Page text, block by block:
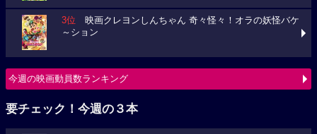
3位 映画クレヨンしんちゃん 奇々怪々！オラの妖怪バケ
～ション
今週の映画動員数ランキング
要チェック！今週の３本